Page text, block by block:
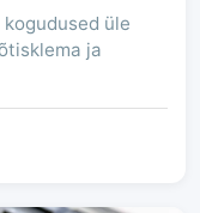
üle
ja